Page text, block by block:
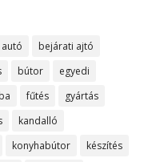
autó
bejárati ajtó
bútor
egyedi
fűtés
gyártás
kandalló
konyhabútor
készítés